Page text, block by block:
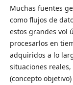
Muchas fuentes
como flujos de
estos grandes vol
procesarlos en
adquiridos a lo
situaciones
(concepto